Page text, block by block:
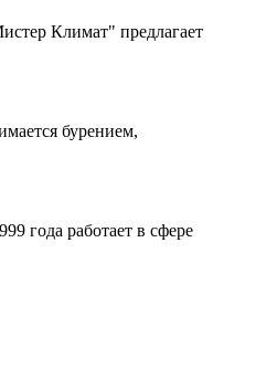
Климат" предлагает
бурением,
года работает в сфере